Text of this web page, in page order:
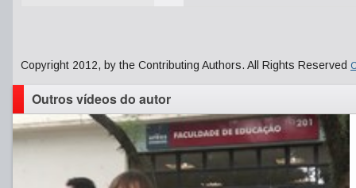
Copyright 2012, by the Contributing Authors. All Rights Reserved
Outros vídeos do autor